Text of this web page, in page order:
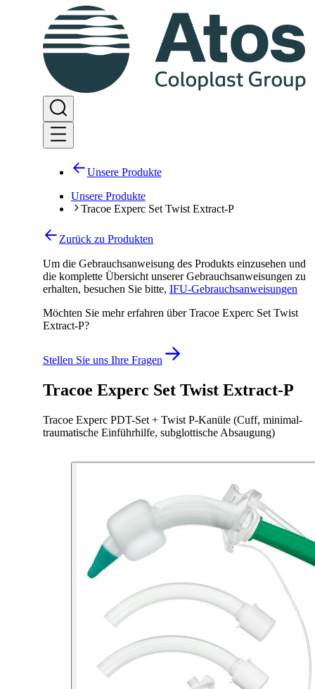
Unsere Produkte
Unsere Produkte
Tracoe Experc Set Twist Extract-P
Tracoe Experc Set Twist Extract-P
Tracoe Experc PDT-Set + Twist P-Kanüle (Cuff, minimal-
traumatische Einführhilfe, subglottische Absaugung)
Zurück zu Produkten
Um die Gebrauchsanweisung des Produkts einzusehen und
die komplette Übersicht unserer Gebrauchsanweisungen zu
erhalten, besuchen Sie bitte, IFU-Gebrauchsanweisungen
Möchten Sie mehr erfahren über Tracoe Experc Set Twist
Extract-P?
Stellen Sie uns Ihre Fragen